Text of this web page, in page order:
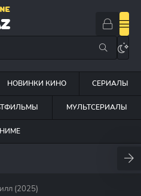
НОВИНКИ КИНО СЕРИАЛЫ
МУЛЬТСЕРИАЛЫ
(2025)